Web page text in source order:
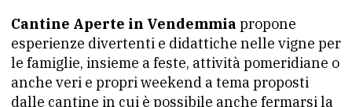
Cantine Aperte in Vendemmia propone
esperienze divertenti e didattiche nelle vigne per
le famiglie, insieme a feste, attività pomeridiane o
anche veri e propri weekend a tema proposti
dalle cantine in cui è possibile anche fermarsi la